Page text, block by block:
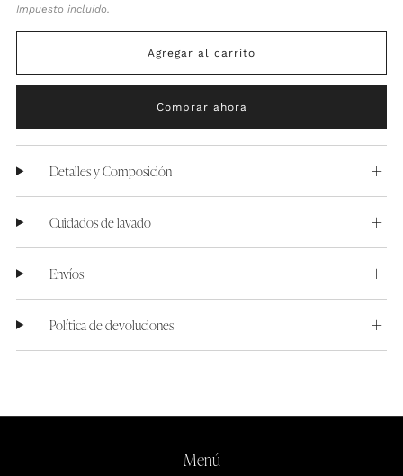
habitual
Impuesto incluido.
Agregar al carrito
Comprar ahora
Detalles y Composición
Cuidados de lavado
Envíos
Política de devoluciones
Menú